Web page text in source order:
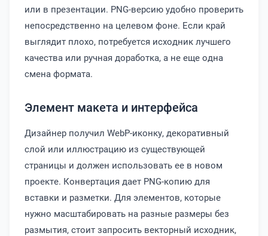
или в презентации. PNG-версию удобно проверить
непосредственно на целевом фоне. Если край
выглядит плохо, потребуется исходник лучшего
качества или ручная доработка, а не еще одна
смена формата.
Элемент макета и интерфейса
Дизайнер получил WebP-иконку, декоративный
слой или иллюстрацию из существующей
страницы и должен использовать ее в новом
проекте. Конвертация дает PNG-копию для
вставки и разметки. Для элементов, которые
нужно масштабировать на разные размеры без
размытия, стоит запросить векторный исходник,